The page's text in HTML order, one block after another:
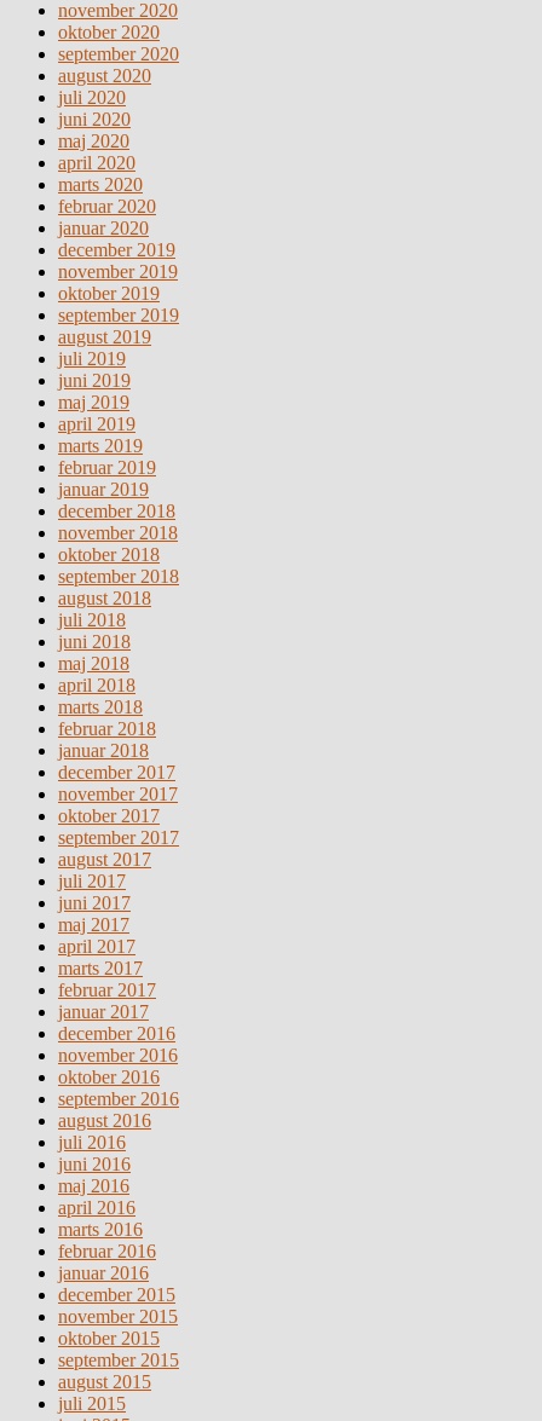
november 2020
oktober 2020
september 2020
august 2020
juli 2020
juni 2020
maj 2020
april 2020
marts 2020
februar 2020
januar 2020
december 2019
november 2019
oktober 2019
september 2019
august 2019
juli 2019
juni 2019
maj 2019
april 2019
marts 2019
februar 2019
januar 2019
december 2018
november 2018
oktober 2018
september 2018
august 2018
juli 2018
juni 2018
maj 2018
april 2018
marts 2018
februar 2018
januar 2018
december 2017
november 2017
oktober 2017
september 2017
august 2017
juli 2017
juni 2017
maj 2017
april 2017
marts 2017
februar 2017
januar 2017
december 2016
november 2016
oktober 2016
september 2016
august 2016
juli 2016
juni 2016
maj 2016
april 2016
marts 2016
februar 2016
januar 2016
december 2015
november 2015
oktober 2015
september 2015
august 2015
juli 2015